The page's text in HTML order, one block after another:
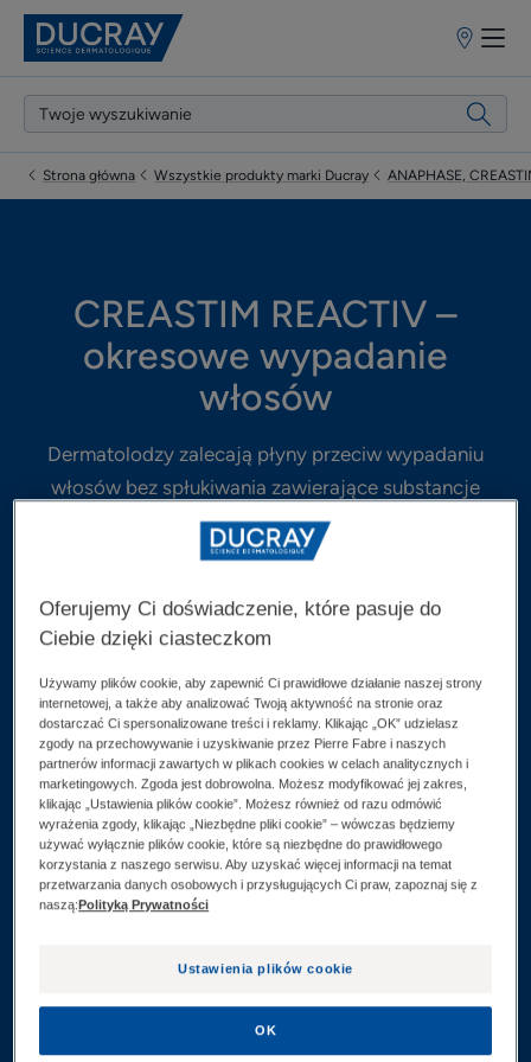
Punkty
Strona główna Wszystkie produkty marki Ducray ANAPHASE,
CREASTIM REACTIV –
okresowe wypadanie
włosów
Dermatolodzy zalecają płyny przeciw wypadaniu
włosów bez spłukiwania zawierające substancje
aktywne działające bezpośrednio na mieszek
włosowy, ponieważ pomagają one spowolnić
szczególnie polecane w celu wyrównania utraty
włosów po ciąży lub w trakcie diety czy okresów
stresu, np. związanego z COVID-19. Poznaj płyn
CREASTIM REACTIV przeciw wypadaniu włosów bez
spłukiwania o skuteczności od pierwszego miesiąca
stosowania*, potwierdzonej pod kontrolą
dermatologiczną. *Kontrolowane porównawcze
badanie kliniczne porównujące z neutralnym
szamponem. Pomiary przeprowadzone w grupie 100
kobiet doświadczających utraty włosów.
Wszystkie ANAPHASE, CREASTIM, NEOPTIDE,
Oferujemy Ci doświadczenie, które pasuje do
Ciebie dzięki ciasteczkom
Używamy plików cookie, aby zapewnić Ci prawidłowe działanie naszej strony
internetowej, a także aby analizować Twoją aktywność na stronie oraz
dostarczać Ci spersonalizowane treści i reklamy. Klikając „OK” udzielasz
zgody na przechowywanie i uzyskiwanie przez Pierre Fabre i naszych
partnerów informacji zawartych w plikach cookies w celach analitycznych i
marketingowych. Zgoda jest dobrowolna. Możesz modyfikować jej zakres,
klikając „Ustawienia plików cookie”. Możesz również od razu odmówić
wyrażenia zgody, klikając „Niezbędne pliki cookie” – wówczas będziemy
używać wyłącznie plików cookie, które są niezbędne do prawidłowego
korzystania z naszego serwisu. Aby uzyskać więcej informacji na temat
przetwarzania danych osobowych i przysługujących Ci praw, zapoznaj się z
naszą:Polityką Prywatności
Ustawienia plików cookie
OK